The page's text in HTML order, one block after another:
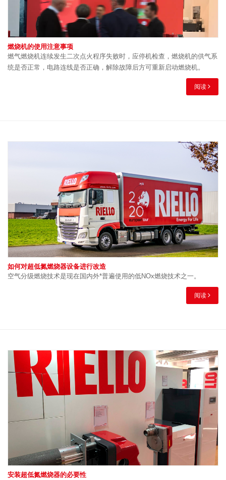
燃烧机的使用注意事项
燃气燃烧机连续发生二次点火程序失败时，应停机检查，燃烧机的供气系
统是否正常，电路连线是否正确，解除故障后方可重新启动燃烧机。
阅读
如何对超低氮燃烧器设备进行改造
空气分级燃烧技术是现在国内外*普遍使用的低NOx燃烧技术之一。
阅读
安装超低氮燃烧器的必要性